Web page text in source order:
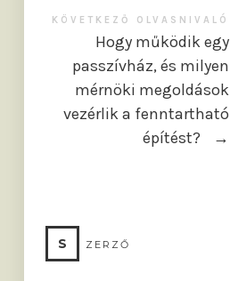
KÖVETKEZŐ OLVASNIVALÓ
Hogy működik egy
passzívház, és milyen
mérnöki megoldások
vezérlik a fenntartható
építést?
→
S ZERZŐ